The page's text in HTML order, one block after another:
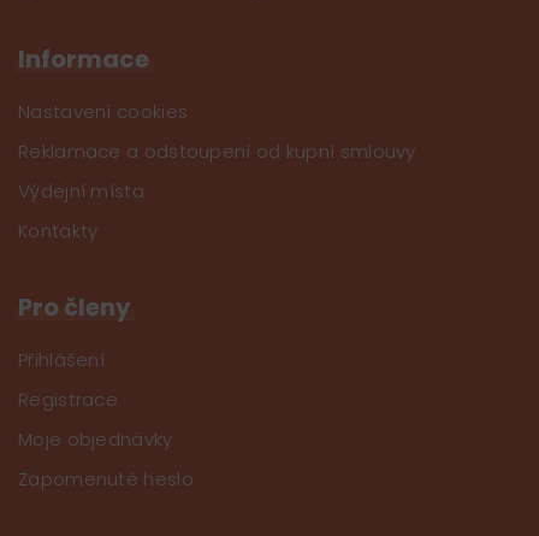
Informace
Nastavení cookies
Reklamace a odstoupení od kupní smlouvy
Výdejní místa
Kontakty
Pro členy
Přihlášení
Registrace
Moje objednávky
Zapomenuté heslo